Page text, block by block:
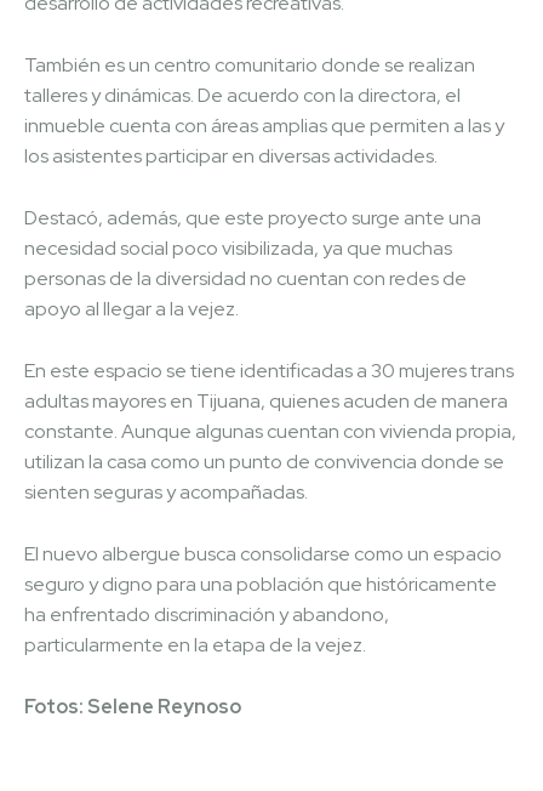
También es un centro comunitario donde se realizan
talleres y dinámicas. De acuerdo con la directora, el
inmueble cuenta con áreas amplias que permiten a las y
los asistentes participar en diversas actividades.
Destacó, además, que este proyecto surge ante una
necesidad social poco visibilizada, ya que muchas
personas de la diversidad no cuentan con redes de
apoyo al llegar a la vejez.
En este espacio se tiene identificadas a 30 mujeres trans
adultas mayores en Tijuana, quienes acuden de manera
constante. Aunque algunas cuentan con vivienda propia,
utilizan la casa como un punto de convivencia donde se
sienten seguras y acompañadas.
El nuevo albergue busca consolidarse como un espacio
seguro y digno para una población que históricamente
ha enfrentado discriminación y abandono,
particularmente en la etapa de la vejez.
Fotos: Selene Reynoso